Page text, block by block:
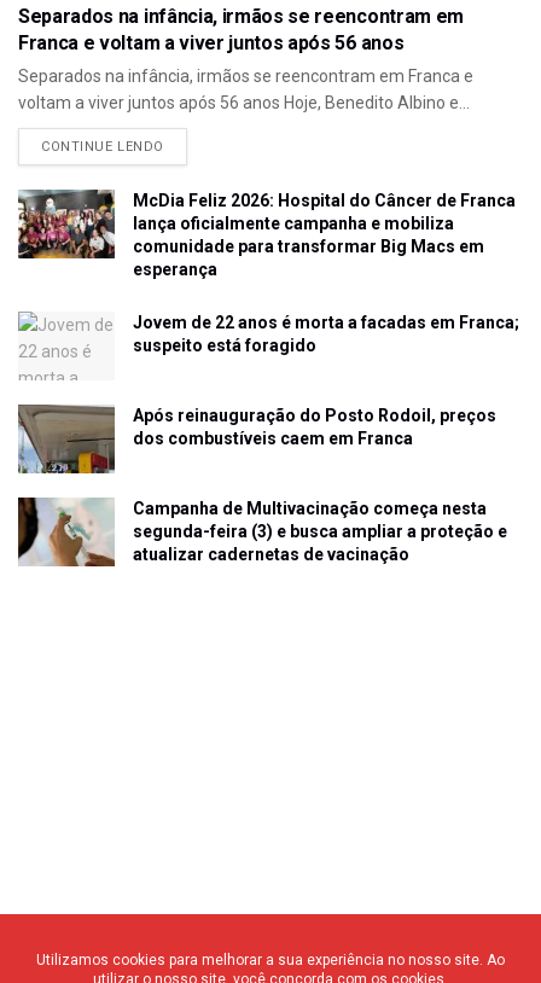
Separados na infância, irmãos se reencontram em
Franca e voltam a viver juntos após 56 anos
Separados na infância, irmãos se reencontram em Franca e
voltam a viver juntos após 56 anos Hoje, Benedito Albino e...
CONTINUE LENDO
McDia Feliz 2026: Hospital do Câncer de Franca
lança oficialmente campanha e mobiliza
comunidade para transformar Big Macs em
esperança
Jovem de 22 anos é morta a facadas em Franca;
suspeito está foragido
Após reinauguração do Posto Rodoil, preços
dos combustíveis caem em Franca
Campanha de Multivacinação começa nesta
segunda-feira (3) e busca ampliar a proteção e
atualizar cadernetas de vacinação